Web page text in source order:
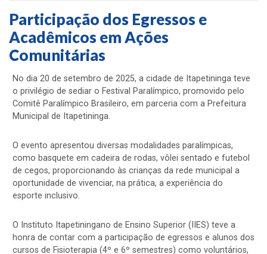
Participação dos Egressos e
Acadêmicos em Ações
Comunitárias
No dia 20 de setembro de 2025, a cidade de Itapetininga teve
o privilégio de sediar o Festival Paralímpico, promovido pelo
Comitê Paralímpico Brasileiro, em parceria com a Prefeitura
Municipal de Itapetininga.
O evento apresentou diversas modalidades paralímpicas,
como basquete em cadeira de rodas, vôlei sentado e futebol
de cegos, proporcionando às crianças da rede municipal a
oportunidade de vivenciar, na prática, a experiência do
esporte inclusivo.
O Instituto Itapetiningano de Ensino Superior (IIES) teve a
honra de contar com a participação de egressos e alunos dos
cursos de Fisioterapia (4º e 6º semestres) como voluntários,